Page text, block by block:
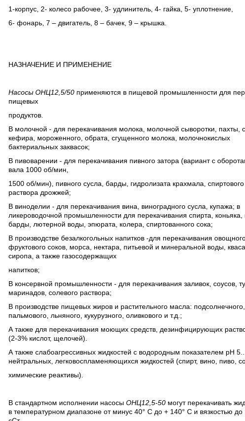
1-корпус, 2- колесо рабочее, 3- удлинитель, 4- гайка, 5- уплотнение,
6- фонарь, 7 – двигатель, 8 – бачек, 9 – крышка.
НАЗНАЧЕНИЕ И ПРИМЕНЕНИЕ
Насосы ОНЦ12,5/50 применяются в пищевой промышленности для
пищевых
продуктов.
В молочной - для перекачивания молока, молочной сыворотки, пахты,
кефира, мороженного, обрата, сгущенного молока, молочнокислых
бактериальных заквасок;
В пивоварении - для перекачивания пивного затора (вариант с
вала 1000 об/мин,
1500 об/мин), пивного сусла, барды, гидролизата крахмала, спиртового
раствора дрожжей;
В виноделии - для перекачивания вина, виноградного сусла, купажа; в
ликероводочной промышленности для перекачивания спирта, коньяка,
барды, лютерной воды, эпюрата, колера, спиртованного сока;
В производстве безалкогольных напитков -для перекачивания
фруктового соков, морса, нектара, питьевой и минеральной воды, кваса,
сиропа, а также газосодержащих
напитков;
В консервной промышленности - для перекачивания заливок, соусов,
маринадов, солевого раствора;
В производстве пищевых жиров и растительного масла: подсолнечного,
пальмового, льняного, кукурузного, оливкового и т.д.;
А также для перекачивания моющих средств, дезинфицирующих
(2-3% кислот, щелочей).
А также слабоагрессивных жидкостей с водородным показателем pH
нейтральных, легковоспламеняющихся жидкостей (спирт, вино, пиво,
химические реактивы).
В стандартном исполнении насосы ОНЦ12,5-50 могут перекачивать
в температурном диапазоне от минус 40° С до + 140° С и вязкостью до